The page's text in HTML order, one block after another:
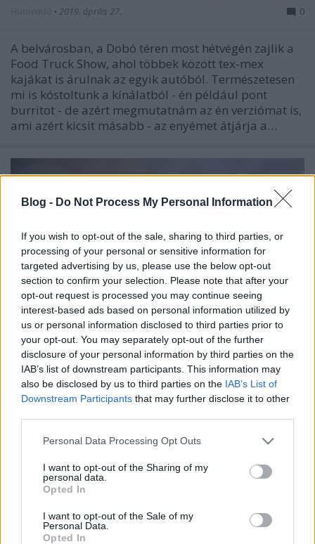
Blog - Do Not Process My Personal Information
If you wish to opt-out of the sale, sharing to third parties, or
processing of your personal or sensitive information for
targeted advertising by us, please use the below opt-out
section to confirm your selection. Please note that after your
opt-out request is processed you may continue seeing
interest-based ads based on personal information utilized by
us or personal information disclosed to third parties prior to
your opt-out. You may separately opt-out of the further
disclosure of your personal information by third parties on the
IAB’s list of downstream participants. This information may
also be disclosed by us to third parties on the IAB’s List of
Downstream Participants that may further disclose it to other
Please note that this website/app uses one or more Google
not limited to your visit or usage behaviour. You may click to
grant or deny consent to Google and its third-party tags to
use your data for below specified purposes in below Google
consent section.
Personal Data Processing Opt Outs
I want to opt-out of the Sharing of my
personal data.
Opted In
I want to opt-out of the Sale of my
Personal Data.
Opted In
• 2019. április 27. 0
A belvárosban, a Dobó téren most hétvégén zajlik a
Food Truck Show, ahol többek között tex-mex
kajákat is árulnak az egyik autóból. Természetesen
mi is kóstoltunk a kínálatból - én például pont
burritot - de azért megmutatnám az én verziómat is,
ami azért kicsit másabb - az enyémet átjárja a…
Chilis, csirkés taco - avagy visszatért
Mexikó a konyhánkba
Húsimádó•2018. július 29.
felújítottuk a konyhánkat, előtte pedig az előkertünk
rendbetétele volt a feladat - úgyhogy be voltunk
lett a konyhánk - egy csomó praktikus dolgot
találtunk ki, amit aztán meg is valósítottunk.…